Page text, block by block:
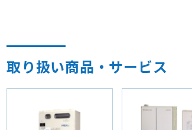
取り扱い商品・サービス